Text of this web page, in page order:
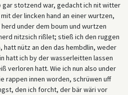
gar stotzend war, gedacht ich nit witter
der lincken hand an einer wurtzen,
under dem boum und wurtzen
nitzsich rißlet; stieß ich den ruggen
hatt nütz an den das hembdlin, weder
hatt ich by der wasserleitten lassen
verloren hatt. Wie ich nun also under
rappen innen worden, schrüwen uff
den ich forcht, der bär wäri vor